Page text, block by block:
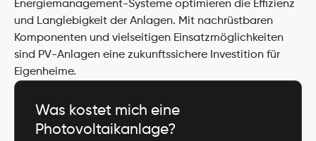
Energiemanagement-Systeme optimieren die Effizienz
und Langlebigkeit der Anlagen. Mit nachrüstbaren
Komponenten und vielseitigen Einsatzmöglichkeiten
sind PV-Anlagen eine zukunftssichere Investition für
Eigenheime.
Was kostet mich eine
Photovoltaikanlage?